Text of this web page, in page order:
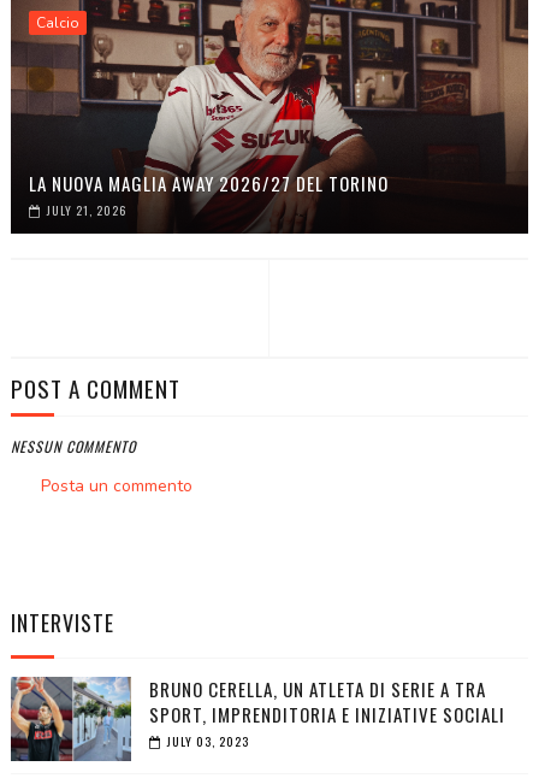
Calcio
LA NUOVA MAGLIA AWAY 2026/27 DEL TORINO
JULY 21, 2026
POST A COMMENT
NESSUN COMMENTO
Posta un commento
INTERVISTE
BRUNO CERELLA, UN ATLETA DI SERIE A TRA
SPORT, IMPRENDITORIA E INIZIATIVE SOCIALI
JULY 03, 2023